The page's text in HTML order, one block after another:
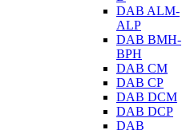
DAB ALM-
ALP
DAB BMH-
BPH
DAB CM
DAB CP
DAB DCM
DAB DCP
DAB